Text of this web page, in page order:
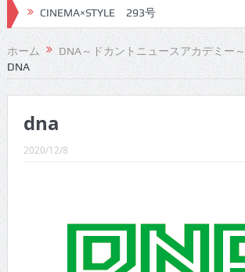
CINEMA×STYLE 293号
CINEMA×STYLE 292号
CINEMA×STYLE 291号
CINEMA×STYLE 289号
CINEMA×STYLE 286号
ホーム
DNA～ドカントニュースアカデミー
DNA
dna
2020/12/8